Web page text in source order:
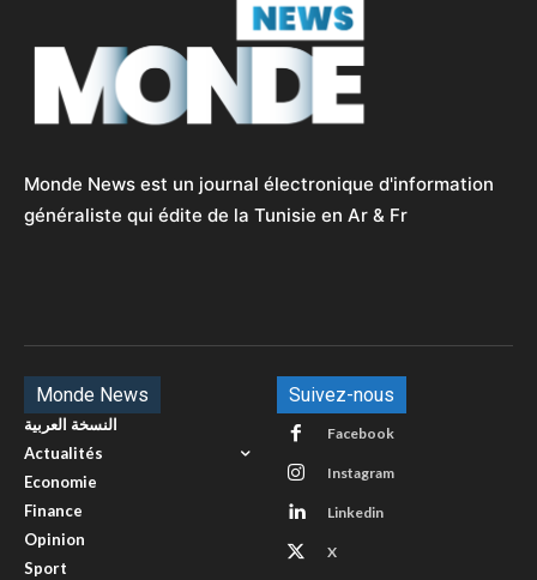
Monde News est un journal électronique d'information
généraliste qui édite de la Tunisie en Ar & Fr
Monde News
النسخة العربية
Actualités
Economie
Finance
Opinion
Sport
Suivez-nous
Facebook
Instagram
Linkedin
X